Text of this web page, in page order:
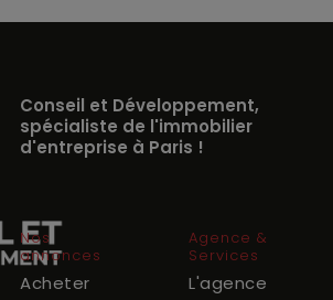
Conseil et Développement,
spécialiste de l'immobilier
d'entreprise à Paris !
Nos
annonces
Acheter
Agence &
Services
L'agence